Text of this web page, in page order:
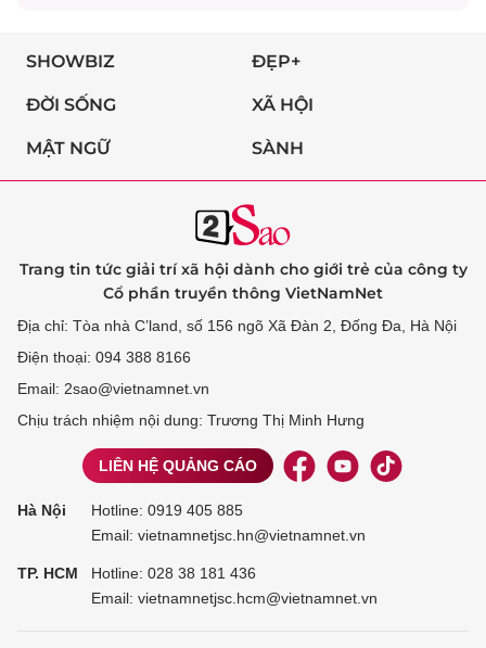
SHOWBIZ ĐẸP+
ĐỜI SỐNG XÃ HỘI
MẬT NGỮ SÀNH
Trang tin tức giải trí xã hội dành cho giới trẻ của công ty
Cổ phần truyền thông VietNamNet
Địa chỉ: Tòa nhà C’land, số 156 ngõ Xã Đàn 2, Đống Đa, Hà Nội
Điện thoại: 094 388 8166
Email: 2sao@vietnamnet.vn
Chịu trách nhiệm nội dung: Trương Thị Minh Hưng
LIÊN HỆ QUẢNG CÁO
Hà Nội Hotline: 0919 405 885
Email: vietnamnetjsc.hn@vietnamnet.vn
TP. HCM Hotline: 028 38 181 436
Email: vietnamnetjsc.hcm@vietnamnet.vn